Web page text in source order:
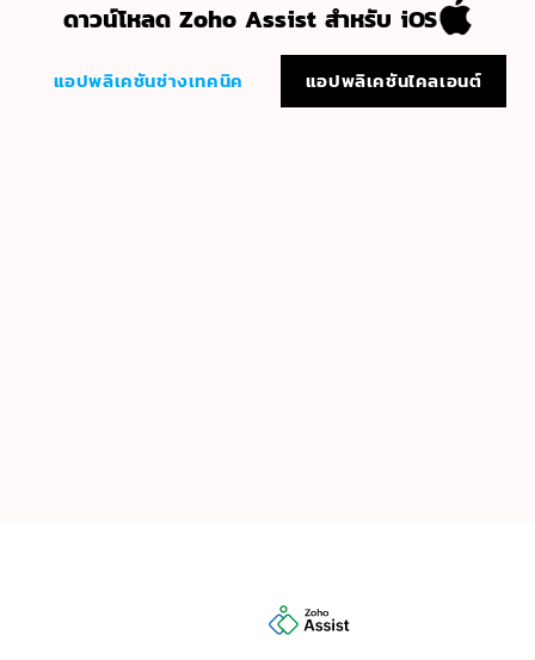
ดาวน์โหลด Zoho Assist สำหรับ iOS
แอปพลิเคชันช่างเทคนิค แอปพลิเคชันไคลเอนต์